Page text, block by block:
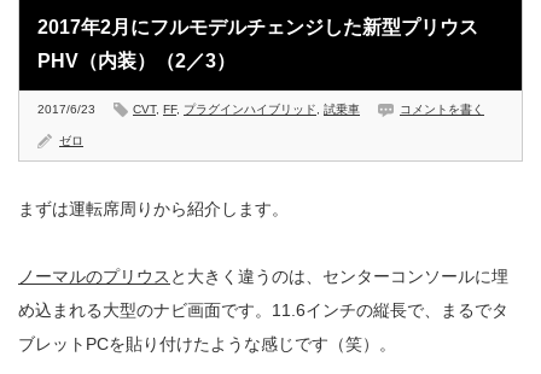
2017年2月にフルモデルチェンジした新型プリウス
PHV（内装）（2／3）
2017/6/23 CVT, FF, プラグインハイブリッド 試乗車 コメントを書く
ゼロ
まずは運転席周りから紹介します。
ノーマルのプリウス と大きく違うのは、センターコンソールに埋
め込まれる大型のナビ画面です。11.6インチの縦長で、まるでタ
ブレットPCを貼り付けたような感じです（笑）。